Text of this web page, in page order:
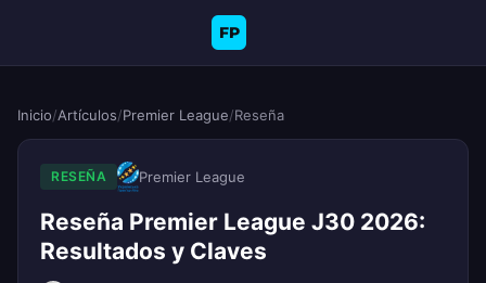
FP
Inicio/Artículos/Premier League/Reseña
RESEÑA Premier League
Reseña Premier League J30 2026:
Resultados y Claves